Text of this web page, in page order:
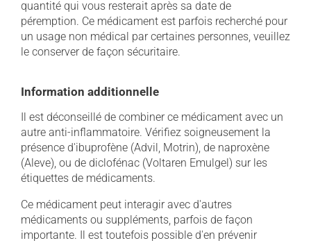
quantité qui vous resterait après sa date de
péremption. Ce médicament est parfois recherché pour
un usage non médical par certaines personnes, veuillez
le conserver de façon sécuritaire.
Information additionnelle
Il est déconseillé de combiner ce médicament avec un
autre anti-inflammatoire. Vérifiez soigneusement la
présence d'ibuprofène (Advil, Motrin), de naproxène
(Aleve), ou de diclofénac (Voltaren Emulgel) sur les
étiquettes de médicaments.
Ce médicament peut interagir avec d'autres
médicaments ou suppléments, parfois de façon
importante. Il est toutefois possible d'en prévenir